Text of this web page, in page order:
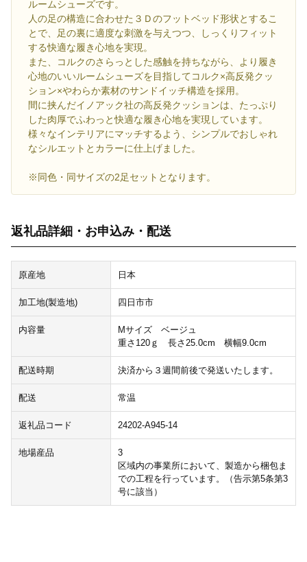
ルームシューズです。
人の足の構造に合わせた３Ｄのフットベッド形状とするこ
とで、足の裏に適度な刺激を与えつつ、しっくりフィット
する快適な履き心地を実現。
また、コルクのさらっとした感触を持ちながら、より履き
心地のいいルームシューズを目指してコルク×高反発クッ
ション×やわらか素材のサンドイッチ構造を採用。
間に挟んだイノアック社の高反発クッションは、たっぷり
した肉厚でふわっと快適な履き心地を実現しています。
様々なインテリアにマッチするよう、シンプルでおしゃれ
なシルエットとカラーに仕上げました。
※同色・同サイズの2足セットとなります。
返礼品詳細・お申込み・配送
原産地 日本
加工地(製造地) 四日市市
内容量
Mサイズ ベージュ
重さ120ｇ 長さ25.0cm 横幅9.0cm
配送時期 決済から３週間前後で発送いたします。
配送 常温
返礼品コード 24202-A945-14
地場産品
3
区域内の事業所において、製造から梱包ま
での工程を行っています。（告示第5条第3
号に該当）